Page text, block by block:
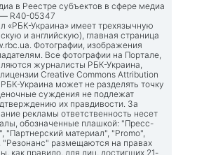
в Реестре субъектов в сфере медиа
— R40-05347
«РБК-Украина» имеет трехязычную
и английскую), главная страница
. Фотографии, изображения
Все фотографии на Портале,
журналисты РБК-Украина,
Creative Commons Attribution
Украина может не разделять точку
суждения не подлежат
их правдивости. За
рекламы ответственность несет
обозначенные плашкой: "Пресс-
"Партнерский материал", "Promo",
"Резонанс" размещаются на правах
как правило, для лиц, достигших 21-